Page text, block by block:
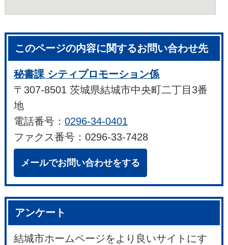
このページの内容に関するお問い合わせ先
秘書課 シティプロモーション係
〒307-8501 茨城県結城市中央町二丁目3番
地
電話番号：0296-34-0401
ファクス番号：0296-33-7428
メールでお問い合わせをする
アンケート
結城市ホームページをより良いサイトにす